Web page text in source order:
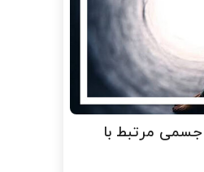
جسمی مرتبط با